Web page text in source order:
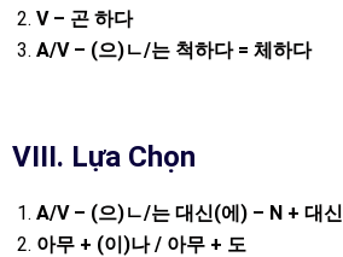
V – 곤 하다
A/V – (으)ㄴ/는 척하다 = 체하다
VIII. Lựa Chọn
A/V – (으)ㄴ/는 대신(에) – N + 대신
아무 + (이)나/ 아무 + 도